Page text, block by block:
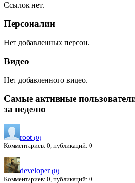
Ссылок нет.
Персоналии
Нет добавленных персон.
Видео
Нет добавленного видео.
Самые активные
за неделю
root (0)
Комментариев: 0, публикаций: 0
developer (0)
Комментариев: 0, публикаций: 0